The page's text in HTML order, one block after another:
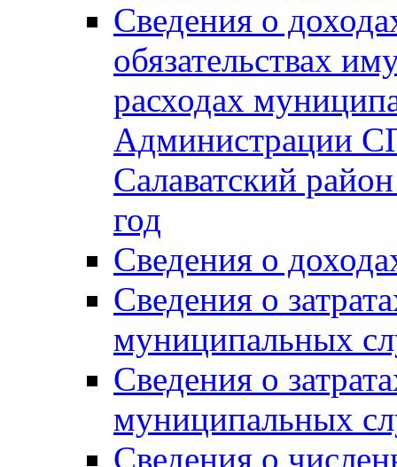
Сведения о
обязательствах
расходах
Администрации
Салаватский
год
Сведения о
Сведения о
муниципальных
Сведения о
муниципальных
Сведения о